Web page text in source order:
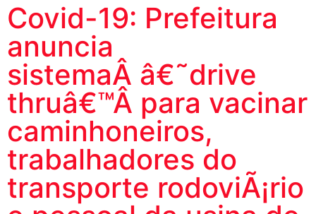
Covid-19: Prefeitura
anuncia
sistemaÂ â€˜drive
thruâ€™Â para vacinar
caminhoneiros,
trabalhadores do
transporte rodoviÃ¡rio